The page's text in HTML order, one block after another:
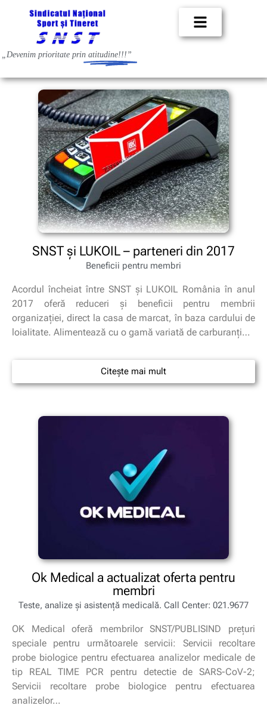
„Devenim prioritate prin atitudine!!!”
SNST și LUKOIL – parteneri din 2017
Beneficii pentru membri
Acordul încheiat între SNST și LUKOIL România în anul
2017 oferă reduceri și beneficii pentru membrii
organizației, direct la casa de marcat, în baza cardului de
loialitate. Alimentează cu o gamă variată de carburanți…
Citește mai mult
Ok Medical a actualizat oferta pentru
membri
Teste, analize și asistență medicală. Call Center: 021.9677
OK Medical oferă membrilor SNST/PUBLISIND prețuri
speciale pentru următoarele servicii: Servicii recoltare
probe biologice pentru efectuarea analizelor medicale de
tip REAL TIME PCR pentru detectie de SARS-CoV-2;
Servicii recoltare probe biologice pentru efectuarea
analizelor…